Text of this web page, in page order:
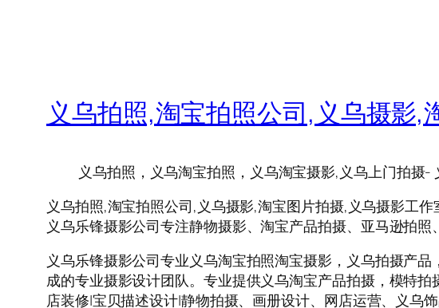
义乌拍照,淘宝拍照公司,义乌摄影,
义乌拍照，义乌淘宝拍照，义乌淘宝摄影,义乌上门拍摄-
义乌拍照,淘宝拍照公司,义乌摄影,淘宝图片拍摄,义乌摄影工作
义乌乐锋摄影公司专注静物摄影、淘宝产品拍摄、亚马逊拍
义乌乐锋摄影公司专业义乌淘宝拍照淘宝摄影，义乌拍摄产
成的专业摄影设计团队。专业提供义乌淘宝产品拍摄，模特
店装修|宝贝描述设计|静物拍摄、画册设计、网店运营、义乌饰